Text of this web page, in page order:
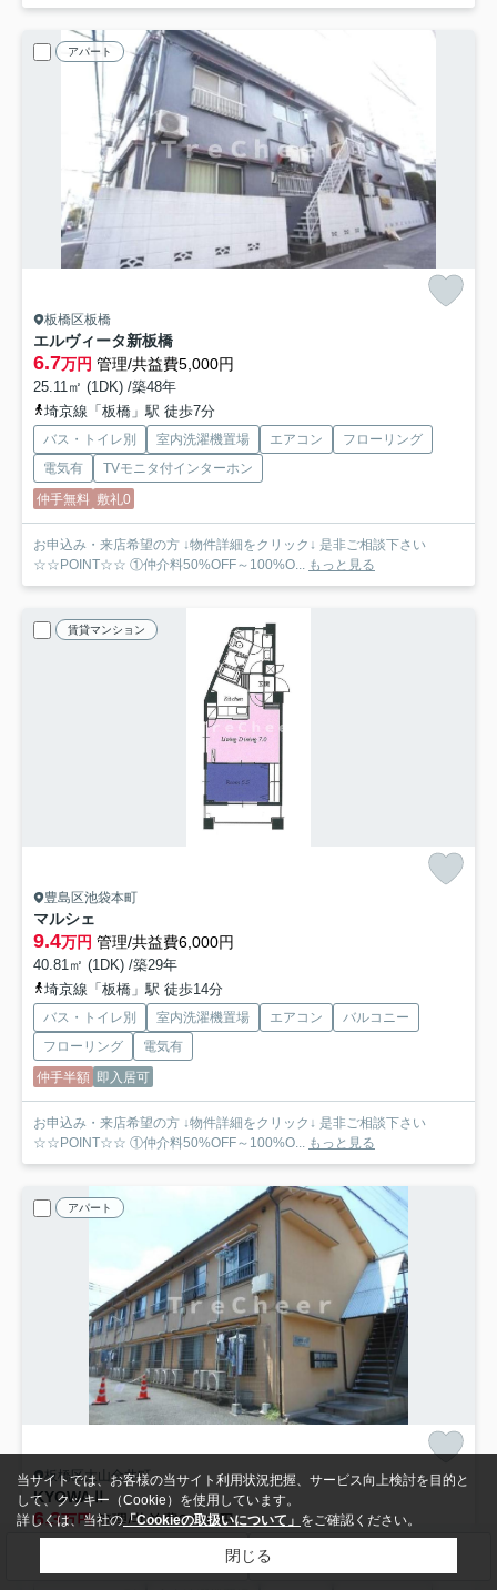
アパート
板橋区板橋
エルヴィータ新板橋
6.7万円 管理/共益費5,000円
25.11㎡ (1DK) /築48年
埼京線「板橋」駅 徒歩7分
バス・トイレ別 室内洗濯機置場 エアコン
フローリング
電気有
TVモニタ付インターホン
仲手無料 敷礼0
お申込み・来店希望の方 ↓物件詳細をクリック↓ 是非ご相談下さい
☆☆POINT☆☆ ①仲介料50%OFF～100%O...
もっと見る
賃貸マンション
豊島区池袋本町
マルシェ
9.4万円 管理/共益費6,000円
40.81㎡ (1DK) /築29年
埼京線「板橋」駅 徒歩14分
バス・トイレ別 室内洗濯機置場 エアコン
バルコニー
フローリング
電気有
仲手半額 即入居可
お申込み・来店希望の方 ↓物件詳細をクリック↓ 是非ご相談下さい
☆☆POINT☆☆ ①仲介料50%OFF～100%O... もっと見る
アパート
板橋区大山金井町
KYOWAⅡ
6.3万円管理/共益費3,000円
21.00㎡ (1K) /築53年
当サイトでは、お客様の当サイト利用状況把握、サービス向上検討を目的と
して、クッキー（Cookie）を使用しています。
詳しくは、当社の「Cookieの取扱いについて」 をご確認ください。
閉じる